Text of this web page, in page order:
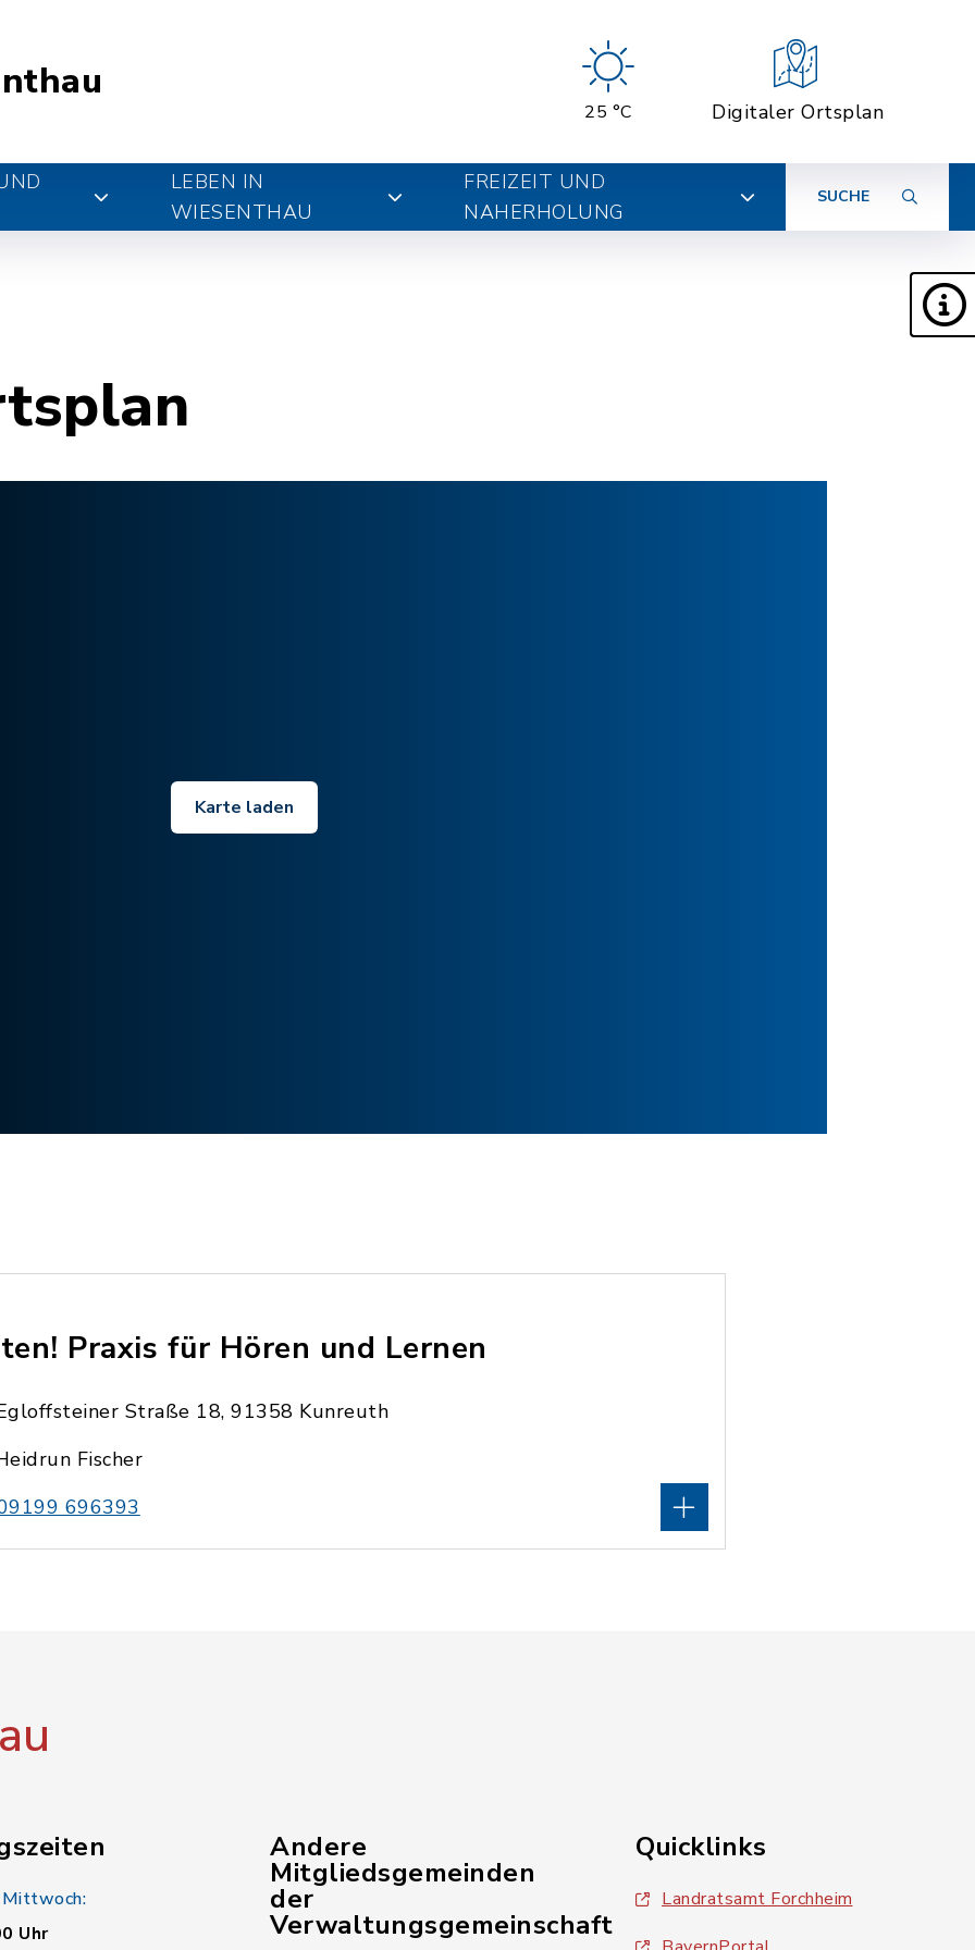
25 °C Digitaler Ortsplan
LEBEN IN
WIESENTHAU
FREIZEIT UND
NAHERHOLUNG
SUCHE
Karte laden
Praxis für Hören und Lernen
Straße 18, 91358 Kunreuth
Fischer
696393
Uhr
Andere
Mitgliedsgemeinden
der
Verwaltungsgemeinschaft
Quicklinks
Landratsamt Forchheim